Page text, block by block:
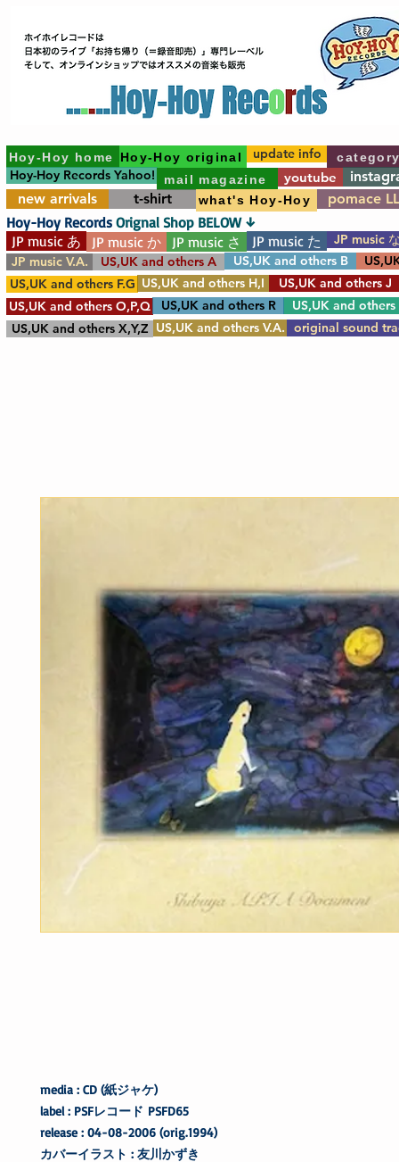
Hoy-Hoy home Hoy-Hoy original
Hoy-Hoy Records Yahoo! mail magazine youtube
new arrivals
t-shirt what's Hoy-Hoy pomace
update info
JP music あ JP music か JP music さ JP music た
JP music
JP music V.A.
US,UK and others A US,UK and others B
US,UK and others F.G US,UK and others H,I
US,UK and others J
US,UK and others O,P,Q
US,UK and others
US,UK and others R
US,UK and others X,Y,Z US,UK and others V.A. original sound
Hoy-Hoy Records Orignal Shop BELOW ↓
media : CD (紙ジャケ)
label : PSFレコード PSFD65
release : 04-08-2006 (orig.1994)
カバーイラスト : 友川かずき